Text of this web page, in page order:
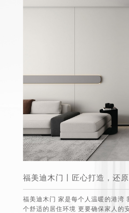
2025-03
打造一
的第一
春分，二十四节气中的第四个节
日交节。这一时节，太阳直射赤